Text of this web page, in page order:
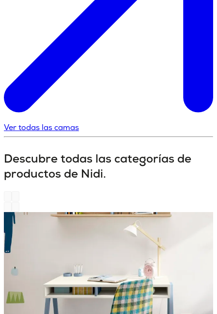
Ver todas las camas
Descubre todas las categorías de
productos de Nidi.